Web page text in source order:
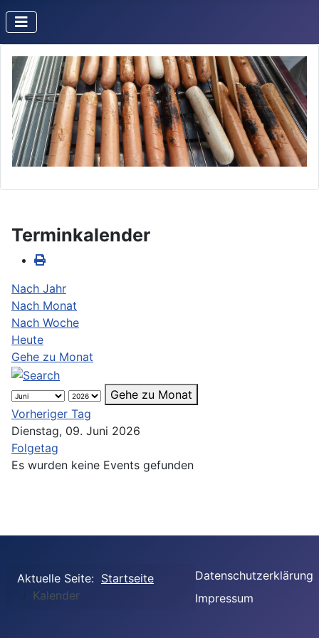
Terminkalender
Nach Jahr
Nach Monat
Nach Woche
Heute
Gehe zu Monat
Gehe zu Monat
Vorheriger Tag
Dienstag, 09. Juni 2026
Folgetag
Es wurden keine Events gefunden
Aktuelle Seite: Startseite
Kalender
Datenschutzerklärung
Impressum